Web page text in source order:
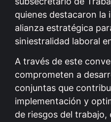
quienes destacaron la
alianza estratégica
siniestralidad laboral
A través de este
comprometen a
conjuntas que
implementación y
de riesgos del trabajo,